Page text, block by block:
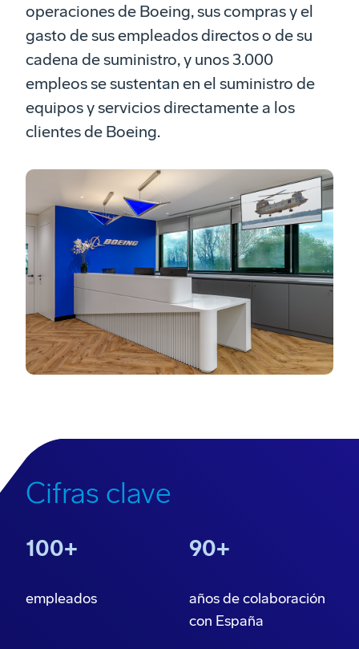
operaciones de Boeing, sus compras y el
gasto de sus empleados directos o de su
cadena de suministro, y unos 3.000
empleos se sustentan en el suministro de
equipos y servicios directamente a los
clientes de Boeing.
Cifras clave
100+
empleados
90+
años de colaboración
con España